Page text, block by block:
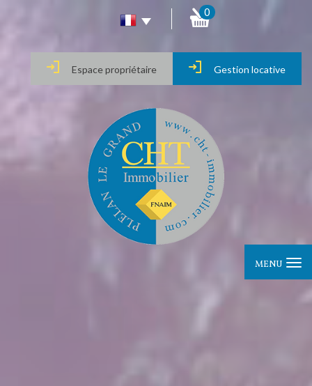
0
Gestion locative
Espace propriétaire
MENU